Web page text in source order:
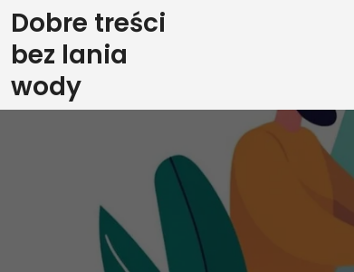
Skip
to
content
Dobre treści
bez lania
wody